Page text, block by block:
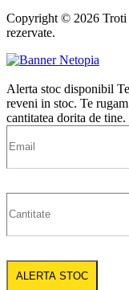
Copyright © 2026 Troti
rezervate.
Alerta stoc disponibil
reveni in stoc. Te
cantitatea dorita de tine.
ALERTA STOC